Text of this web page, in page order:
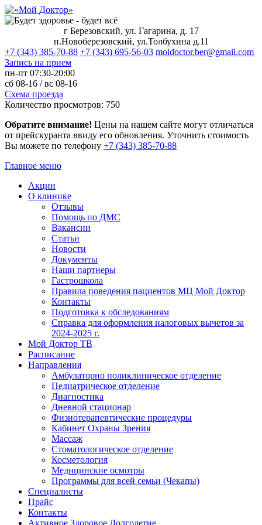
г Березовский, ул. Гагарина, д. 17
п.Новоберезовский, ул.Толбухина д.11
+7 (343) 385-70-88 +7 (343) 695-56-03 moidoctor.ber@gmail.com
Запись на прием
пн-пт 07:30-20:00
сб 08-16 /вс 08-16
Схема проезда
Количество просмотров: 750
Обратите внимание! Цены на нашем сайте могут отличаться
от прейскуранта ввиду его обновления. Уточнить стоимость
Вы можете по телефону +7 (343) 385‑70‑88
Главное меню
Акции
О клинике
Отзывы
Помощь по ДМС
Вакансии
Статьи
Новости
Документы
Наши партнеры
Гастрошкола
Правила поведения пациентов МЦ Мой Доктор
Контакты
Подготовка к обследованиям
Справка для оформления налоговых вычетов за
2024-2025 г.
Мой Доктор ТВ
Расписание
Направления
Амбулаторно поликлиническое отделение
Педиатрическое отделение
Диагностика
Дневной стационар
Физиотерапевтические процедуры
Кабинет Охраны Зрения
Массаж
Стоматологическое отделение
Косметология
Медицинские осмотры
Программы для всей семьи (Чекапы)
Специалисты
Прайс
Контакты
Активное Здоровое Долголетие